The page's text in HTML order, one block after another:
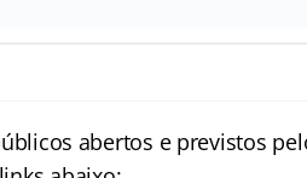
abertos e previstos